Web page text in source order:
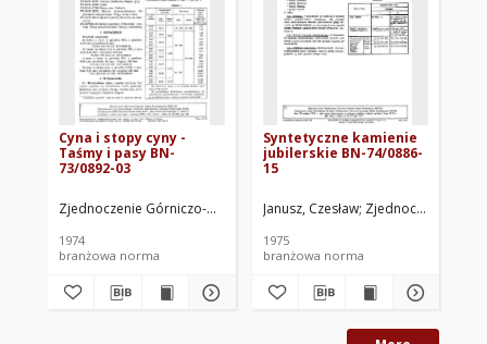
Cyna i stopy cyny -
Taśmy i pasy BN-
73/0892-03
Zjednoczenie Górniczo-Hutniczego Metali Nieżelaznych METALE.
1974
branżowa norma
Syntetyczne kamienie
jubilerskie BN-74/0886-
15
Janusz, Czesław Zjednoczenie
1975
branżowa norma